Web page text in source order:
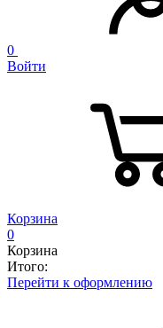
0
Войти
Корзина
0
Корзина
Итого:
Перейти к оформлению